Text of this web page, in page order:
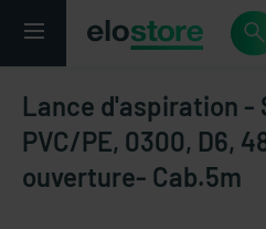
Lance d'aspiration -
PVC/PE, 0300, D6,
ouverture- Cab.5m